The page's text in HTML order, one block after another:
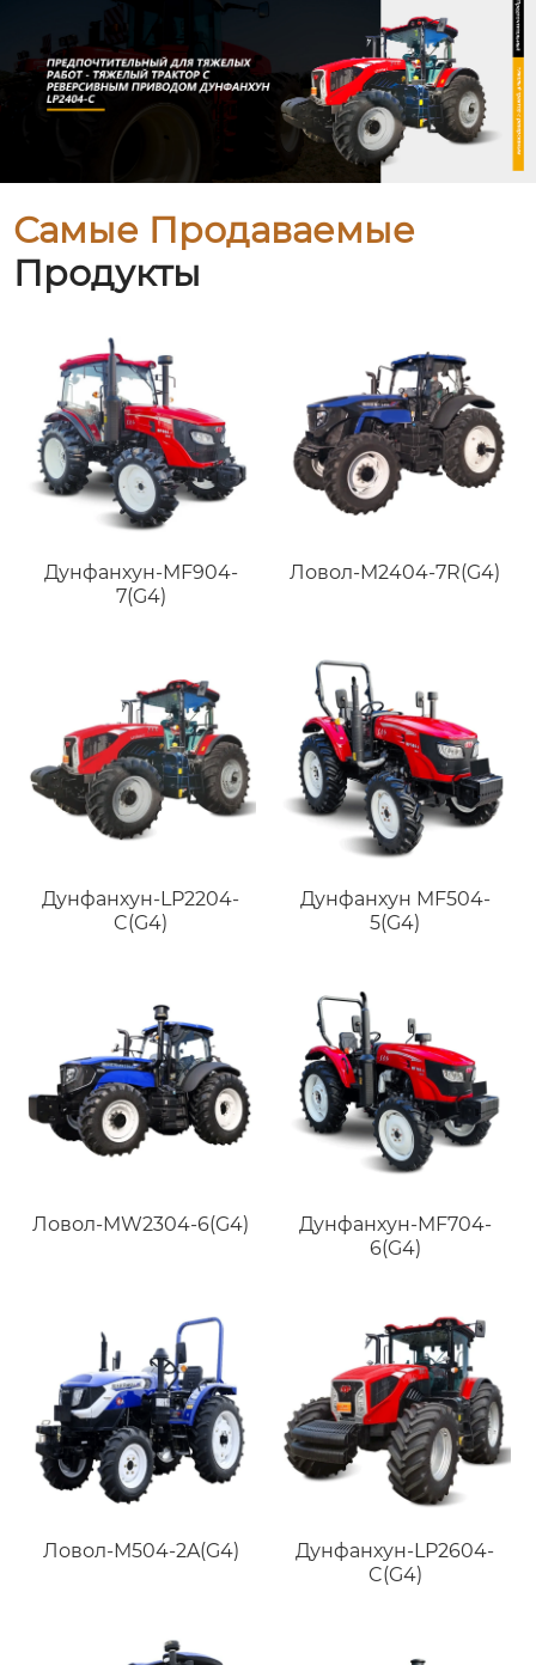
Самые Продаваемые
Продукты
Дунфанхун-MF904-
7(G4)
Ловол-M2404-7R(G4)
Дунфанхун-LP2204-
C(G4)
Дунфанхун MF504-
5(G4)
Ловол-MW2304-6(G4)
Дунфанхун-MF704-
6(G4)
Ловол-M504-2A(G4)
Дунфанхун-LP2604-
C(G4)